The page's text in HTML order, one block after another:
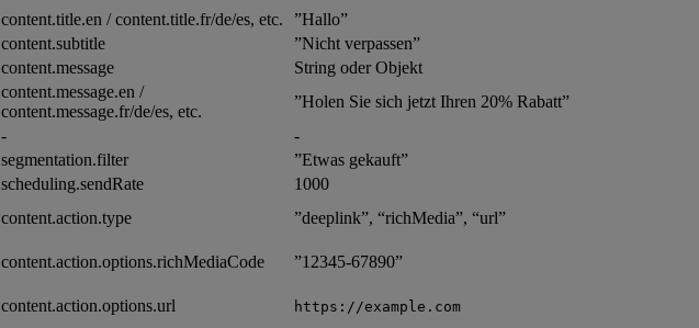
content.title.en / content.title.fr/de/es, etc.
”Hallo”
content.subtitle
”Nicht verpassen”
content.message
String oder Objekt
content.message.en /
content.message.fr/de/es, etc.
”Holen Sie sich jetzt Ihren 20% Rabatt”
-
-
segmentation.filter
”Etwas gekauft”
scheduling.sendRate
1000
content.action.type
”deeplink”, “richMedia”, “url”
content.action.options.richMediaCode
”12345-67890”
content.action.options.url https://example.com